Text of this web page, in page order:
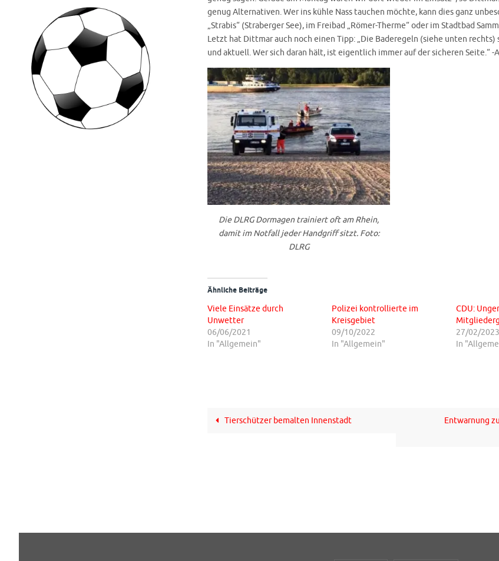
genug Alternativen. Wer ins kühle Nass tauchen möchte, kann dies ganz
„Strabis“ (Straberger See), im Freibad „Römer-Therme“ oder im Stadtbad
Letzt hat Dittmar auch noch einen Tipp: „Die Baderegeln (siehe unten rechts)
und aktuell. Wer sich daran hält, ist eigentlich immer auf der sicheren Seite.“ -
Die DLRG Dormagen trainiert oft am Rhein,
damit im Notfall jeder Handgriff sitzt. Foto:
DLRG
Ähnliche Beiträge
Viele Einsätze durch
Unwetter
06/06/2021
In "Allgemein"
Polizei kontrollierte im
Kreisgebiet
09/10/2022
In "Allgemein"
CDU:
27/02/2023
In
Tierschützer bemalten Innenstadt
Entwarnung